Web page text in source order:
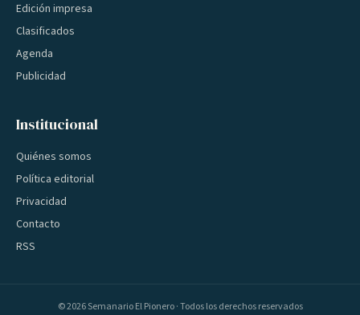
Edición impresa
Clasificados
Agenda
Publicidad
Institucional
Quiénes somos
Política editorial
Privacidad
Contacto
RSS
©2026Semanario El Pionero · Todos los derechos reservados